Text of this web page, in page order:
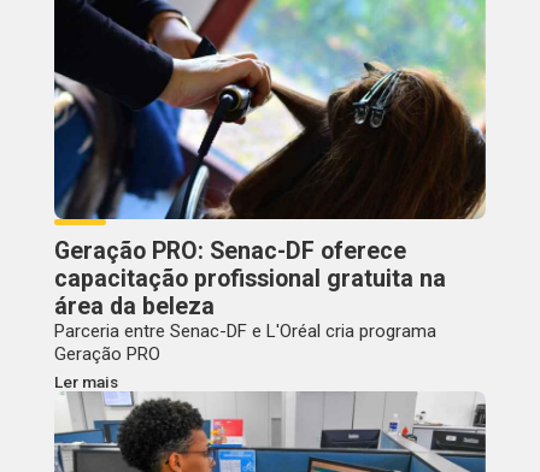
Geração PRO: Senac-DF oferece
capacitação profissional gratuita na
área da beleza
Parceria entre Senac-DF e L'Oréal cria programa
Geração PRO
Ler mais